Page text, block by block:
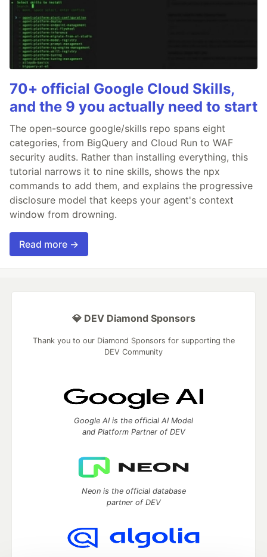
70+ official Google Cloud Skills,
and the 9 you actually need to start
The open-source google/skills repo spans eight
categories, from BigQuery and Cloud Run to WAF
security audits. Rather than installing everything, this
tutorial narrows it to nine skills, shows the npx
commands to add them, and explains the progressive
disclosure model that keeps your agent's context
window from drowning.
Read more →
💎 DEV Diamond Sponsors
Thank you to our Diamond Sponsors for supporting the
DEV Community
Google AI is the official AI Model
and Platform Partner of DEV
Neon is the official database
partner of DEV